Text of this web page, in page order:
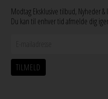
Modtag Eksklusive tilbud, Nyheder &
Du kan til enhver tid afmelde dig